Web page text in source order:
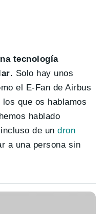
tecnología
. Solo hay unos
el E-Fan de Airbus
que os hablamos
hablado
de un dron
a una persona sin